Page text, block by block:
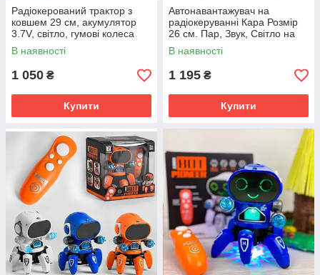
Радіокерований трактор з
ковшем 29 см, акумулятор
3.7V, світло, гумові колеса
(Зелений)
В наявності
1 050 ₴
Купити
Автонавантажувач на
радіокеруванні Кара Розмір
26 см. Пар, Звук, Світло на
акумуляторі
В наявності
1 195 ₴
Купити